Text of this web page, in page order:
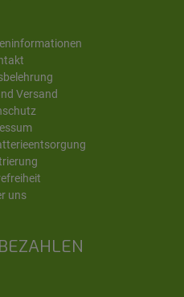
Versand
uns